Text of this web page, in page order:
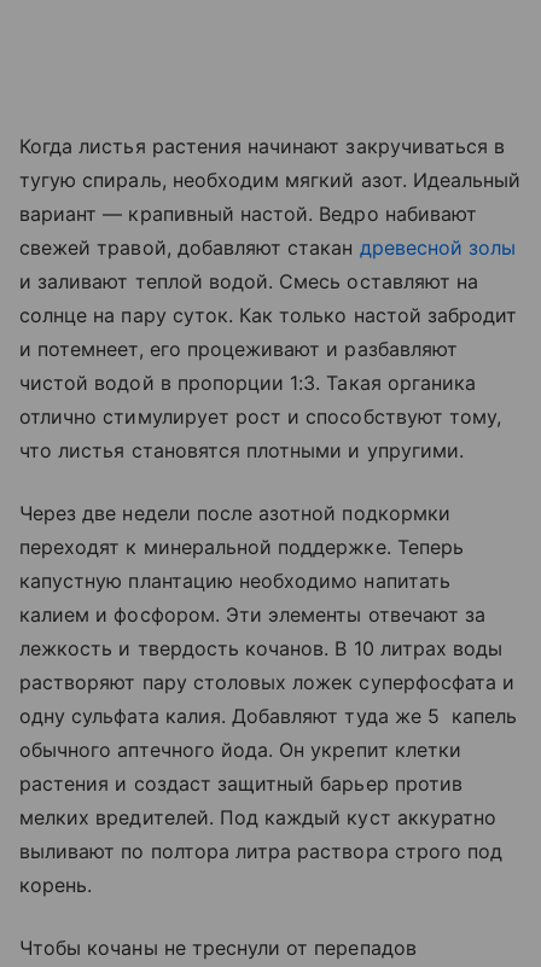
Когда листья растения начинают закручиваться в
тугую спираль, необходим мягкий азот. Идеальный
вариант — крапивный настой. Ведро набивают
свежей травой, добавляют стакан древесной золы
и заливают теплой водой. Смесь оставляют на
солнце на пару суток. Как только настой забродит
и потемнеет, его процеживают и разбавляют
чистой водой в пропорции 1:3. Такая органика
отлично стимулирует рост и способствуют тому,
что листья становятся плотными и упругими.
Через две недели после азотной подкормки
переходят к минеральной поддержке. Теперь
капустную плантацию необходимо напитать
калием и фосфором. Эти элементы отвечают за
лежкость и твердость кочанов. В 10 литрах воды
растворяют пару столовых ложек суперфосфата и
одну сульфата калия. Добавляют туда же 5 капель
обычного аптечного йода. Он укрепит клетки
растения и создаст защитный барьер против
мелких вредителей. Под каждый куст аккуратно
выливают по полтора литра раствора строго под
корень.
Чтобы кочаны не треснули от перепадов